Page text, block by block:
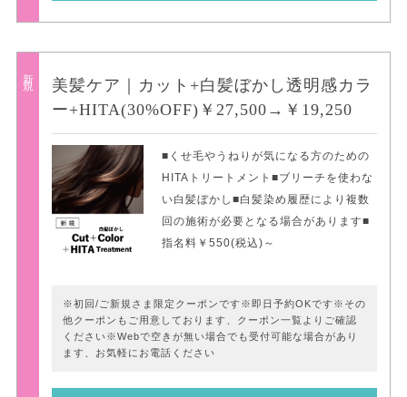
新規
美髪ケア｜カット+白髪ぼかし透明感カラ
ー+HITA(30%OFF)￥27,500→￥19,250
■くせ毛やうねりが気になる方のための
HITAトリートメント■ブリーチを使わな
い白髪ぼかし■白髪染め履歴により複数
回の施術が必要となる場合があります■
指名料￥550(税込)～
※初回/ご新規さま限定クーポンです※即日予約OKです※その
他クーポンもご用意しております、クーポン一覧よりご確認
ください※Webで空きが無い場合でも受付可能な場合があり
ます、お気軽にお電話ください